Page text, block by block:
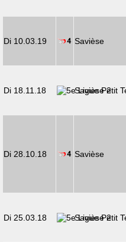
Di 10.03.19 Savièse
Di 18.11.18 Savièse 2
Di 28.10.18 Savièse
Di 25.03.18 Savièse 2